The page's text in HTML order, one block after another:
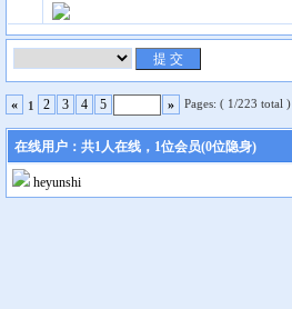
« 1 2 3 4 5 » Pages: ( 1/223 total )
在线用户：共1人在线，1位会员(0位隐身)
heyunshi